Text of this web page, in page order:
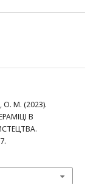
О. М. (2023).
В